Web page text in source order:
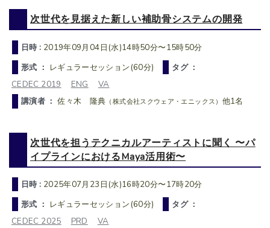
次世代を見据えた新しい補助骨システムの開発
日時 : 2019年09月04日(水)14時50分〜15時50分
形式 ： レギュラーセッション(60分)
タグ ：
CEDEC 2019
ENG
VA
講演者 ：佐々木 隆典 （株式会社スクウェア・エニックス） 他1名
次世代を担うテクニカルアーティストに聞く 〜パ
イプラインにおけるMaya活用術〜
日時 : 2025年07月23日(水)16時20分〜17時20分
形式 ： レギュラーセッション(60分)
タグ ：
CEDEC 2025
PRD
VA